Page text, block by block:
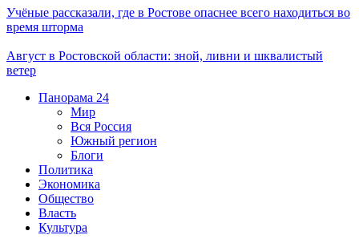
Учёные рассказали, где в Ростове опаснее всего находиться во
время шторма
Август в Ростовской области: зной, ливни и шквалистый
ветер
Панорама 24
Мир
Вся Россия
Южный регион
Блоги
Политика
Экономика
Общество
Власть
Культура